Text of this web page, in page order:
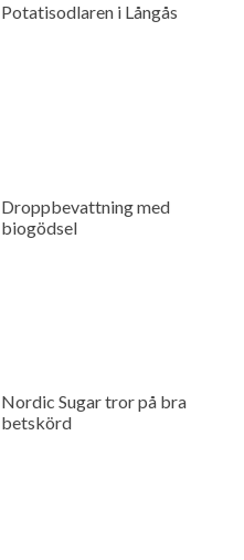
Potatisodlaren i Långås
Droppbevattning med
biogödsel
Nordic Sugar tror på bra
betskörd